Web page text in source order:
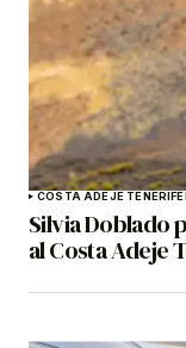
COSTA ADEJE TENERIFE
Silvia Doblado
al Costa Adeje